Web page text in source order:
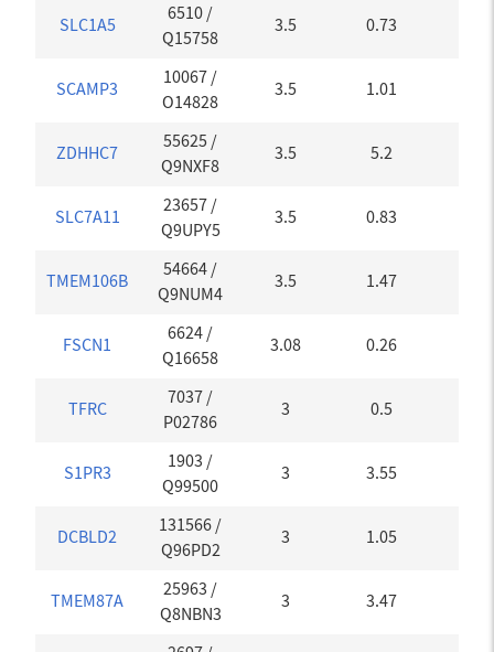
SLC1A5
6510 /
Q15758
3.5 0.73
SCAMP3
10067 /
O14828
3.5 1.01
ZDHHC7
55625 /
Q9NXF8
3.5 5.2
SLC7A11
23657 /
Q9UPY5
3.5 0.83
TMEM106B
54664 /
Q9NUM4
3.5 1.47
FSCN1
6624 /
Q16658
3.08 0.26
TFRC
7037 /
P02786
3 0.5
S1PR3
1903 /
Q99500
3 3.55
DCBLD2
131566 /
Q96PD2
3 1.05
TMEM87A
25963 /
Q8NBN3
3 3.47